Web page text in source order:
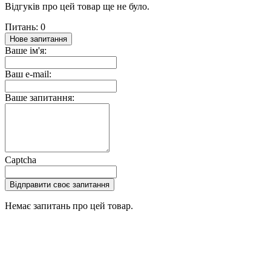
Відгуків про цей товар ще не було.
Питань: 0
Нове запитання
Ваше ім'я:
Ваш e-mail:
Ваше запитання:
Captcha
Відправити своє запитання
Немає запитань про цей товар.